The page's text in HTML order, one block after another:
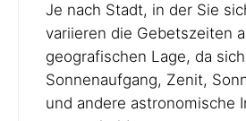
Je nach Stadt, in der Sie
variieren die Gebetszeiten
geografischen Lage, da sich
Sonnenaufgang, Zenit,
und andere astronomische